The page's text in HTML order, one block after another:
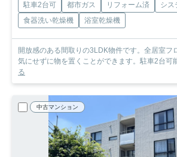
駐車2台可 都市ガス リフォーム済
シス
食器洗い乾燥機
浴室乾燥機
開放感のある間取りの3LDK物件です。全居室フ
気にせずに物を置くことができます。駐車2台可
る
中古マンション